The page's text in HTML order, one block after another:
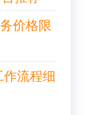
价格限
作流程细